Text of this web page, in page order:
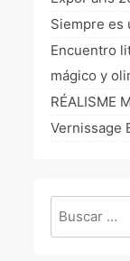
¡VIVE
Molière 2022
Exposición
través de tu
La Formule
L’art Latino-
Siempre es
Encuentro
mágico y
RÉALISME
Vernissage
Buscar: